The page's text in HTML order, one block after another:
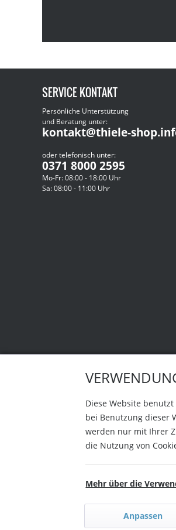
SERVICE KONTAKT
Persönliche Unterstützung
und Beratung unter:
kontakt@thiele-
oder telefonisch unter:
0371 8000 2595
Mo-Fr: 08:00 - 18:00 Uhr
Sa: 08:00 - 11:00 Uhr
Diese Website
bei Benutzung dieser
werden nur mit Ihrer
die Nutzung von
Mehr über die
Anpassen